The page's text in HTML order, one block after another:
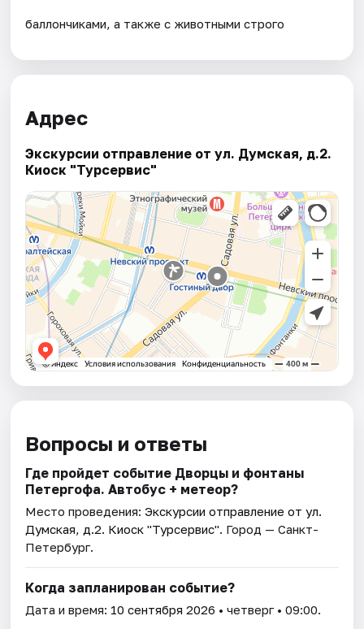
баллончиками, а также с животными строго
Адрес
Экскурсии отправление от ул. Думская, д.2.
Киоск "Турсервис"
Вопросы и ответы
Где пройдет событие Дворцы и фонтаны
Петергофа. Автобус + метеор?
Место проведения:Экскурсии отправление от ул.
Думская, д.2. Киоск "Турсервис". Город — Санкт-
Петербург.
Когда запланирован событие?
Дата и время: 10 сентября 2026 • четверг • 09:00.